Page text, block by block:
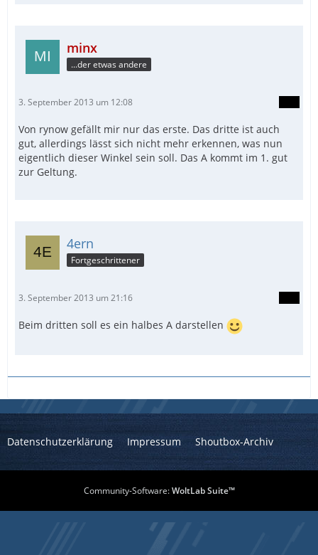
minx
...der etwas andere
3. September 2013 um 12:08
Von rynow gefällt mir nur das erste. Das dritte ist auch
gut, allerdings lässt sich nicht mehr erkennen, was nun
eigentlich dieser Winkel sein soll. Das A kommt im 1. gut
zur Geltung.
4ern
Fortgeschrittener
3. September 2013 um 21:16
Beim dritten soll es ein halbes A darstellen
Datenschutzerklärung Impressum Shoutbox-Archiv
Community-Software:WoltLab Suite™